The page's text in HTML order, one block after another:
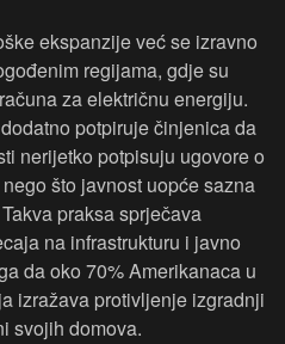
ekspanzije već se izravno
regijama, gdje su
za električnu energiju.
potpiruje činjenica da
nerijetko potpisuju ugovore o
što javnost uopće sazna
praksa sprječava
na infrastrukturu i javno
da oko 70% Amerikanaca u
izražava protivljenje izgradnji
svojih domova.